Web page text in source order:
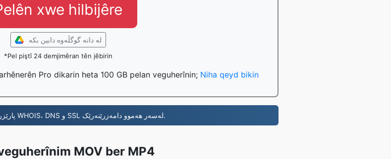
xwe hilbijêre
لە دانە گوگڵەوە دابین بکە
*Pel piştî 24 demjimêran tên jêbirin
Pro dikarin heta 100 GB pelan veguherînin; Niha qeyd bikin
- پارێزراوی بێ نرخی WHOIS، DNS و SSL لەسەر هەموو دامەزرێنەرێک.
MOV ber MP4